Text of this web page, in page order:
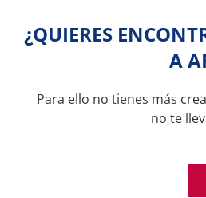
¿QUIERES
A
Para ello no tienes más
no te